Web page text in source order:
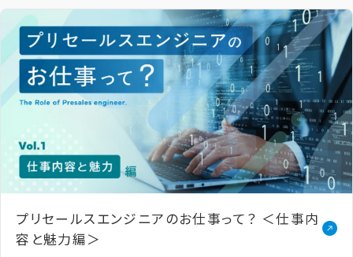
プリセールスエンジニアの​お仕事って？​ ＜仕事内
容と​魅力編＞